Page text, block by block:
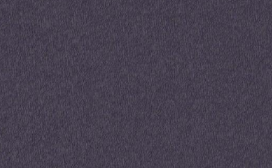
Programme immobilier
Patton is the New Green à
Angers éligible Pinel et
location meublée
La résidence ancrée dans son éco-quartier et
tournée vers l’avenir : l’investissement responsable
à Angers.